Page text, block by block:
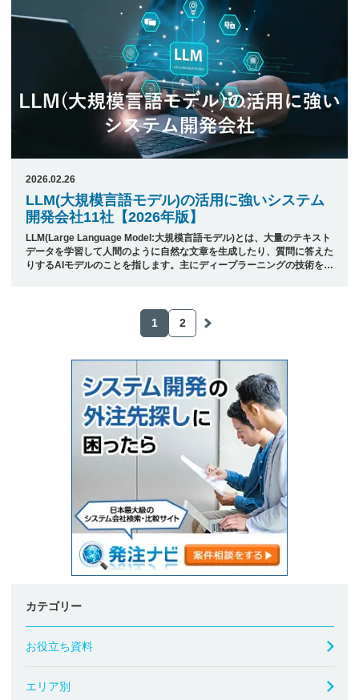
&nbsp; 目次 1. 機械学習を活かしたシステム開発で実績のある開発会社
&#038;#82 ...
2026.02.26
LLM(大規模言語モデル)の活用に強いシステム
開発会社11社【2026年版】
LLM(Large Language Model:大規模言語モデル)とは、大量のテキスト
データを学習して人間のように自然な文章を生成したり、質問に答えた
りするAIモデルのことを指します。主にディープラーニングの技術を活
わせではなく、文脈を理解したり推論を行ったりする能力を持ちます。
そのため、翻訳や文章要約、プログラムのコード生成、対話型AIなど幅
1 2
カテゴリー
お役立ち資料
エリア別